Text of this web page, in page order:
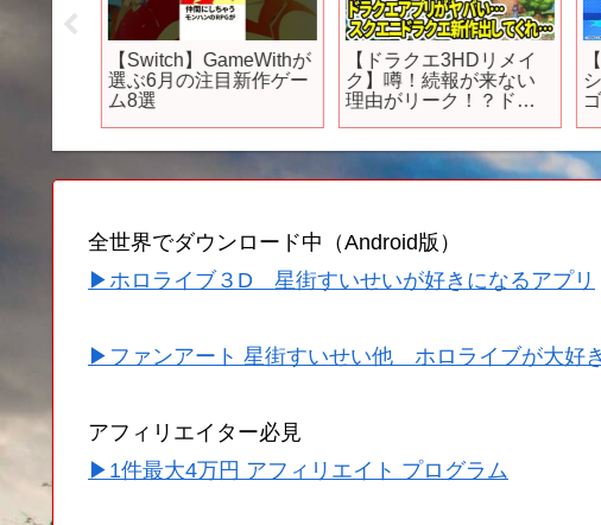
【Switch】GameWithが
選ぶ6月の注目新作ゲー
ム8選
【ドラクエ3HDリメイ
ク】噂！続報が来ない
理由がリーク！？ドラ
出してくれ…
全世界でダウンロード中（Android版）
▶ホロライブ３D 星街すいせいが好きになるアプリ
▶ファンアート 星街すいせい他 ホロライブが大好
アフィリエイター必見
▶1件最大4万円 アフィリエイト プログラム